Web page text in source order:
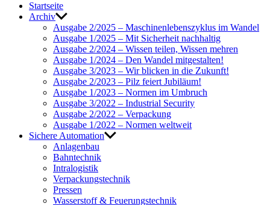
Start­seite
Archiv
Ausgabe 2/2025 – Maschi­nen­le­bens­zy­klus im Wandel
Ausgabe 1/2025 – Mit Sicher­heit nach­haltig
Ausgabe 2/2024 – Wissen teilen, Wissen mehren
Ausgabe 1/2024 – Den Wandel mitge­stalten!
Ausgabe 3/2023 – Wir blicken in die Zukunft!
Ausgabe 2/2023 – Pilz feiert Jubi­läum!
Ausgabe 1/2023 – Normen im Umbruch
Ausgabe 3/2022 – Indus­trial Security
Ausgabe 2/2022 – Verpa­ckung
Ausgabe 1/2022 – Normen welt­weit
Sichere Auto­ma­tion
Anla­genbau
Bahn­technik
Intra­lo­gistik
Verpa­ckungs­technik
Pressen
Wasser­stoff & Feue­rungs­technik